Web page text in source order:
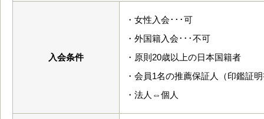
入会条件
・女性入会･･･可
・外国籍入会･･･不可
・原則20歳以上の日本国籍者
・会員1名の推薦保証人（印鑑証
・法人⇔個人